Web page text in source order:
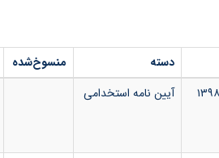
دسته منسوخ‌شده
آیین نامه استخدامی